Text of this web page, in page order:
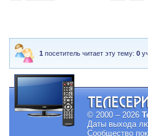
1 посетитель читает эту тему:0
© 2000 – 2026
Даты выхода
Сообщество